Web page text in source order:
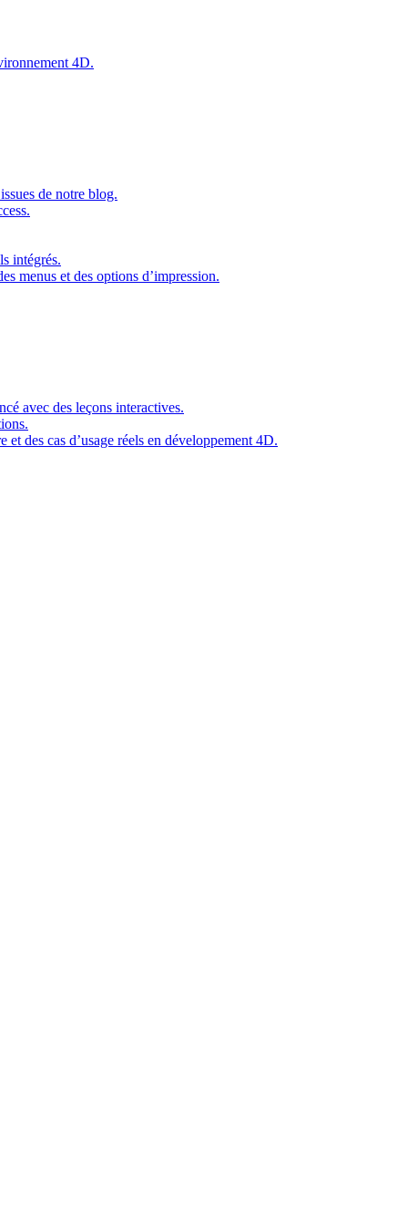
4D.
de notre blog.
intégrés.
menus et des options d’impression.
avec des leçons interactives.
des cas d’usage réels en développement 4D.